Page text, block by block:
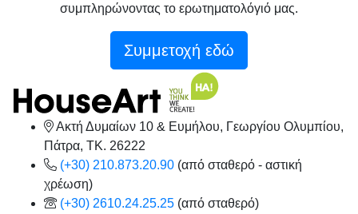
συμπληρώνοντας το ερωτηματολόγιό μας.
Συμμετοχή εδώ
Ακτή Δυμαίων 10 & Ευμήλου, Γεωργίου Ολυμπίου,
Πάτρα, TK. 26222
(+30) 210.873.20.90 (από σταθερό - αστική
χρέωση)
(+30) 2610.24.25.25 (από σταθερό)